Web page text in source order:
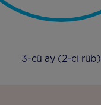
3-cü ay (2-ci rüb)